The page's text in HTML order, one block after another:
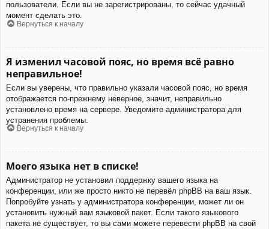
пользователи. Если вы не зарегистрированы, то сейчас удачный
момент сделать это.
Вернуться к началу
Я изменил часовой пояс, но время всё равно
неправильное!
Если вы уверены, что правильно указали часовой пояс, но время
отображается по-прежнему неверное, значит, неправильно
установлено время на сервере. Уведомите администратора для
устранения проблемы.
Вернуться к началу
Моего языка нет в списке!
Администратор не установил поддержку вашего языка на
конференции, или же просто никто не перевёл phpBB на ваш язык.
Попробуйте узнать у администратора конференции, может ли он
установить нужный вам языковой пакет. Если такого языкового
пакета не существует, то вы сами можете перевести phpBB на свой